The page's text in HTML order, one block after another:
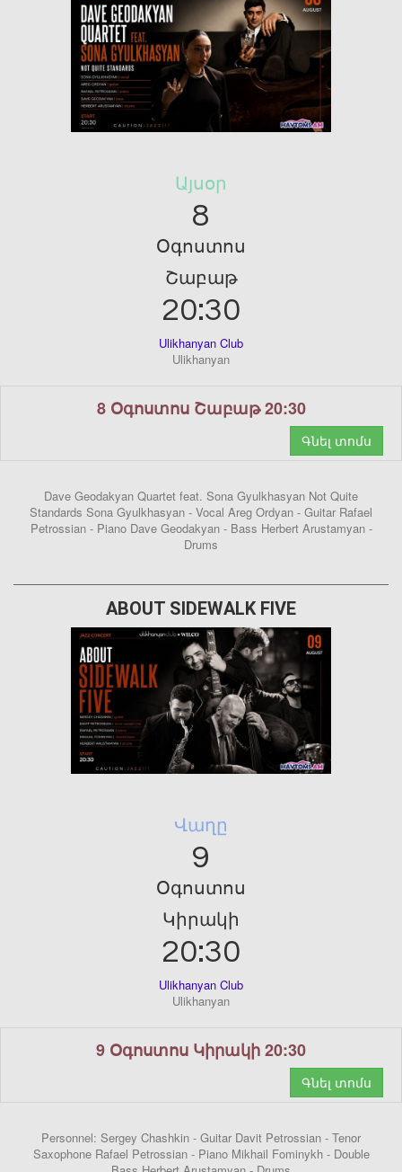
Այսօր
8
Օգոստոս
Շաբաթ
20:30
Ulikhanyan Club
Ulikhanyan
8 Օգոստոս Շաբաթ 20:30
Գնել տոմս
Dave Geodakyan Quartet feat. Sona Gyulkhasyan Not Quite
Standards Sona Gyulkhasyan - Vocal Areg Ordyan - Guitar Rafael
Petrossian - Piano Dave Geodakyan - Bass Herbert Arustamyan -
Drums
ABOUT SIDEWALK FIVE
Վաղը
9
Օգոստոս
Կիրակի
20:30
Ulikhanyan Club
Ulikhanyan
9 Օգոստոս Կիրակի 20:30
Գնել տոմս
Personnel: Sergey Chashkin - Guitar Davit Petrossian - Tenor
Saxophone Rafael Petrossian - Piano Mikhail Fominykh - Double